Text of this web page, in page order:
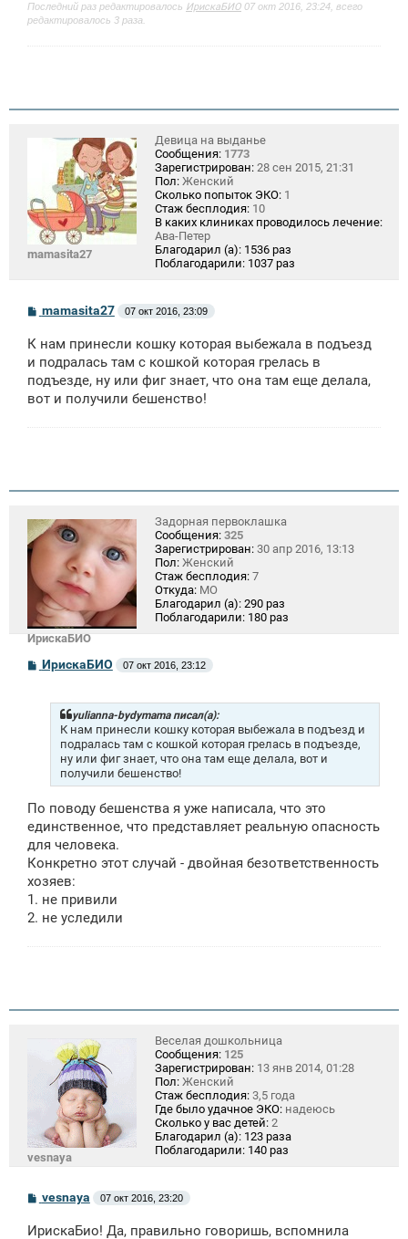
Последний раз редактировалось ИрискаБИО 07 окт 2016, 23:24, всего
редактировалось 3 раза.
mamasita27
Девица на выданье
Сообщения: 1773
Зарегистрирован: 28 сен 2015, 21:31
Пол: Женский
Сколько попыток ЭКО: 1
Стаж бесплодия: 10
В каких клиниках проводилось лечение:
Ава-Петер
Благодарил (а): 1536 раз
Поблагодарили: 1037 раз
С
б
щ
н
и
mamasita27 07 окт 2016, 23:09
К нам принесли кошку которая выбежала в подъезд
и подралась там с кошкой которая грелась в
подъезде, ну или фиг знает, что она там еще делала,
вот и получили бешенство!
ИрискаБИО
Задорная первоклашка
Сообщения: 325
Зарегистрирован: 30 апр 2016, 13:13
Пол: Женский
Стаж бесплодия: 7
Откуда: МО
Благодарил (а): 290 раз
Поблагодарили: 180 раз
СИрискаБИО 07 окт 2016, 23:12
yulianna-bydymama писал(а):
К нам принесли кошку которая выбежала в подъезд и
подралась там с кошкой которая грелась в подъезде,
ну или фиг знает, что она там еще делала, вот и
получили бешенство!
По поводу бешенства я уже написала, что это
единственное, что представляет реальную опасность
для человека.
Конкретно этот случай - двойная безответственность
хозяев:
1. не привили
2. не уследили
vesnaya
Веселая дошкольница
Сообщения: 125
Зарегистрирован: 13 янв 2014, 01:28
Пол: Женский
Стаж бесплодия: 3,5 года
Где было удачное ЭКО: надеюсь
Сколько у вас детей: 2
Благодарил (а): 123 раза
Поблагодарили: 140 раз
С
б
vesnaya 07 окт 2016, 23:20
ИрискаБио! Да, правильно говоришь, вспомнила